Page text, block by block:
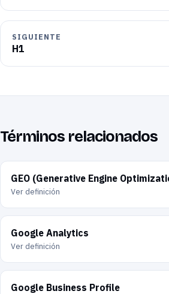
SIGUIENTE
H1
Términos relacionados
GEO (Generative Engine
Ver definición
Google Analytics
Ver definición
Google Business Profile